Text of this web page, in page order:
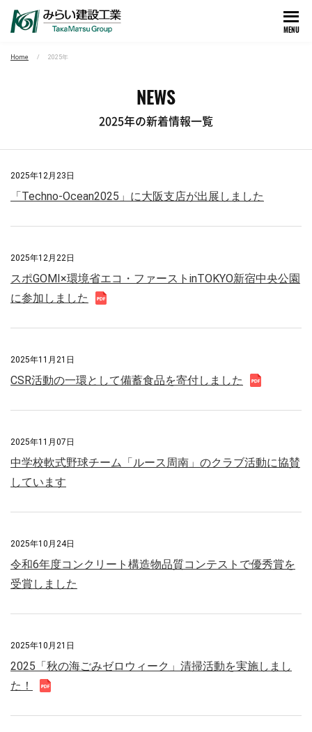
MENU
Home 2025年
NEWS
2025年の新着情報一覧
2025年12月23日
「Techno-Ocean2025」に大阪支店が出展しました
2025年12月22日
スポGOMI×環境省エコ・ファーストinTOKYO新宿中央公園
に参加しました
2025年11月21日
CSR活動の一環として備蓄食品を寄付しました
2025年11月07日
中学校軟式野球チーム「ルース周南」のクラブ活動に協賛
しています
2025年10月24日
令和6年度コンクリート構造物品質コンテストで優秀賞を
受賞しました
2025年10月21日
2025「秋の海ごみゼロウィーク」清掃活動を実施しまし
た！